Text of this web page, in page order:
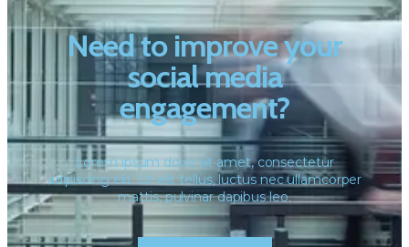
Need to improve your
social media
engagement?
Lorem ipsum dolor sit amet, consectetur
adipiscing elit. Ut elit tellus, luctus nec ullamcorper
mattis, pulvinar dapibus leo.